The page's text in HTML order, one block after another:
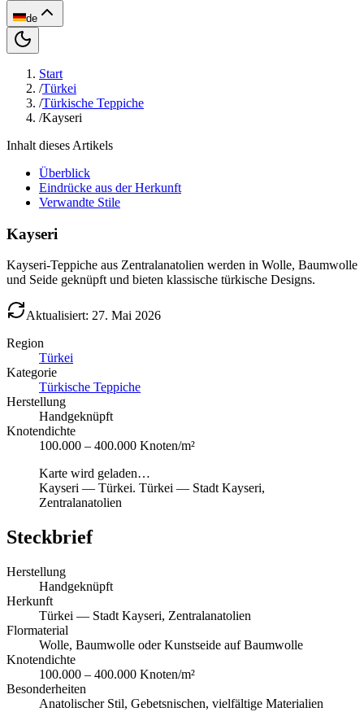
de
Start
/Türkei
/Türkische Teppiche
/Kayseri
Inhalt dieses Artikels
Überblick
Eindrücke aus der Herkunft
Verwandte Stile
Kayseri
Kayseri-Teppiche aus Zentralanatolien werden in Wolle, Baumwolle
und Seide geknüpft und bieten klassische türkische Designs.
Aktualisiert: 27. Mai 2026
Region
Türkei
Kategorie
Türkische Teppiche
Herstellung
Handgeknüpft
Knotendichte
100.000 – 400.000 Knoten/m²
Karte wird geladen…
Kayseri — Türkei. Türkei — Stadt Kayseri,
Zentralanatolien
Steckbrief
Herstellung
Handgeknüpft
Herkunft
Türkei — Stadt Kayseri, Zentralanatolien
Flormaterial
Wolle, Baumwolle oder Kunstseide auf Baumwolle
Knotendichte
100.000 – 400.000 Knoten/m²
Besonderheiten
Anatolischer Stil, Gebetsnischen, vielfältige Materialien